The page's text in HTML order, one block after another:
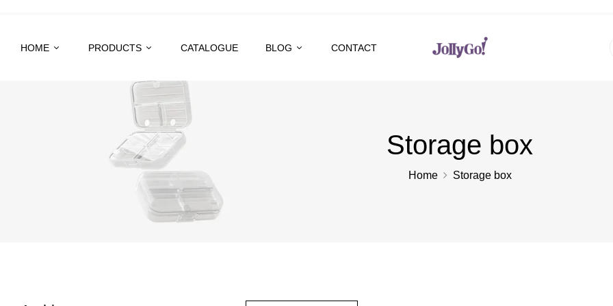
HOME PRODUCTS CATALOGUE BLOG CONTACT
Storage box
Home Storage box